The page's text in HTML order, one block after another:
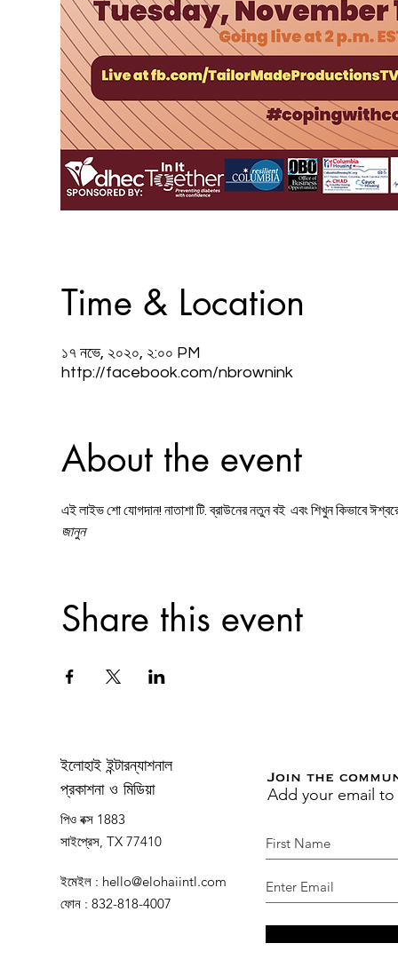
Time & Location
১৭ নভে, ২০২০, ২:০০ PM
http://facebook.com/nbrownink
About the event
এই লাইভ শো যোগদান! নাতাশা টি. ব্রাউনের নতুন বই এবং শিখুন কিভাবে
জানুন
Share this event
ইলোহাই ইন্টারন্যাশনাল
প্রকাশনা ও মিডিয়া
পিও বক্স 1883
সাইপ্রেস, TX 77410
ইমেইল : hello@elohaiintl.com
ফোন : 832-818-4007
Join the
Add your email